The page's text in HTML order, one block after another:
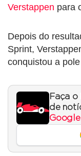
Verstappen para
Depois do
Sprint,
conquistou a
Faça o
de